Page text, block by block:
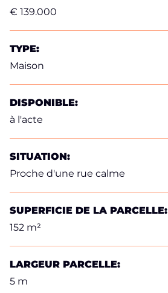
€ 139.000
TYPE:
Maison
DISPONIBLE:
à l'acte
SITUATION:
Proche d'une rue calme
SUPERFICIE DE LA PARCELLE:
152 m²
LARGEUR PARCELLE:
5 m